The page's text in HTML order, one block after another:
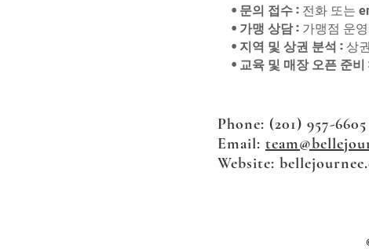
• 문의 접수: 전화 또는
• 가맹 상담: 가맹점 운
• 지역 및 상권 분석 : 상
• 교육 및 매장 오픈 준비
Phone: (201) 957-6605
Email:
Website: